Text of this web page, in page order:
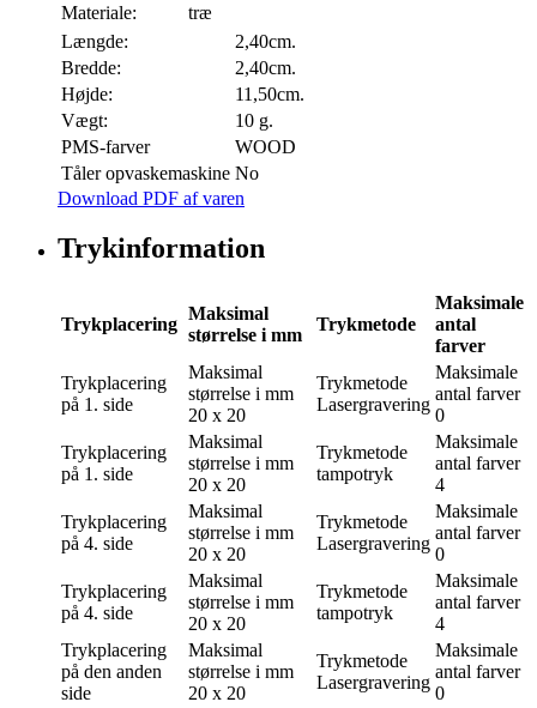
Materiale:
træ
Længde:
2,40cm.
Bredde:
2,40cm.
Højde:
11,50cm.
Vægt:
10 g.
PMS-farver
WOOD
Tåler opvaskemaskine No
Download PDF af varen
Trykinformation
Trykplacering
Maksimal
størrelse i mm
Trykmetode
Maksimale
antal
farver
Trykplacering
på 1. side
Maksimal
størrelse i mm
20 x 20
Trykmetode
Lasergravering
Maksimale
antal farver
0
Trykplacering
på 1. side
Maksimal
størrelse i mm
20 x 20
Trykmetode
tampotryk
Maksimale
antal farver
4
Trykplacering
på 4. side
Maksimal
størrelse i mm
20 x 20
Trykmetode
Lasergravering
Maksimale
antal farver
0
Trykplacering
på 4. side
Maksimal
størrelse i mm
20 x 20
Trykmetode
tampotryk
Maksimale
antal farver
4
Trykplacering
på den anden
side
Maksimal
størrelse i mm
20 x 20
Trykmetode
Lasergravering
Maksimale
antal farver
0